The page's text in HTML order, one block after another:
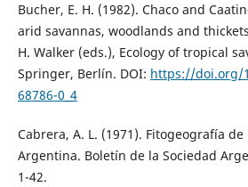
Bucher, E. H. (1982). Chaco and
arid savannas, woodlands and
H. Walker (eds.), Ecology of tropical
Springer, Berlín. DOI: https://doi.org/
68786-0_4
Cabrera, A. L. (1971). Fitogeografía
Argentina. Boletín de la Sociedad
1-42.